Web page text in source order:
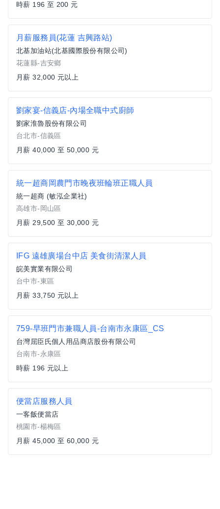
時薪 196 至 200 元
月薪服務員(花蓮 吉興路站)
北基加油站(北基國際股份有限公司)
花蓮縣-吉安鄉
月薪 32,000 元以上
劉家宴-信義店-內場全職中式廚師
劉家淮魯股份有限公司
台北市-信義區
月薪 40,000 至 50,000 元
統一超商岡農門市晚夜班輪班正職人員
統一超商 (敏泓企業社)
高雄市-岡山區
月薪 29,500 至 30,000 元
IFG 遠雄廣場台中店 美食街清潔人員
皖美實業有限公司
台中市-東區
月薪 33,750 元以上
759-早班門市兼職人員-台南市永康區_CS
台灣屈臣氏個人用品商店股份有限公司
台南市-永康區
時薪 196 元以上
便當店服務人員
一客飯便當店
桃園市-楊梅區
月薪 45,000 至 60,000 元